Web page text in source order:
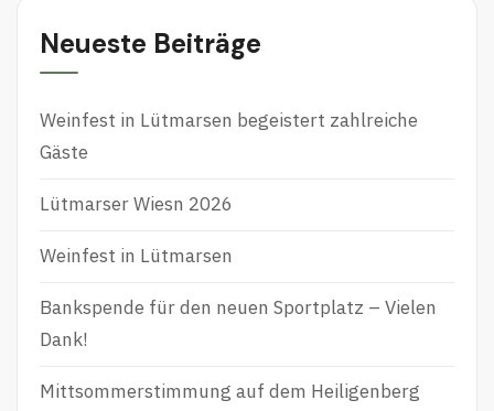
Neueste Beiträge
Weinfest in Lütmarsen begeistert zahlreiche
Gäste
Lütmarser Wiesn 2026
Weinfest in Lütmarsen
Bankspende für den neuen Sportplatz – Vielen
Dank!
Mittsommerstimmung auf dem Heiligenberg